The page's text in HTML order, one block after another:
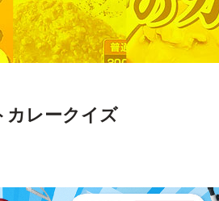
カレークイズ